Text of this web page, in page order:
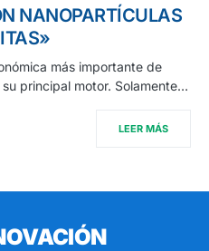
NANOPARTÍCULAS
más importante de
principal motor. Solamente…
LEER MÁS